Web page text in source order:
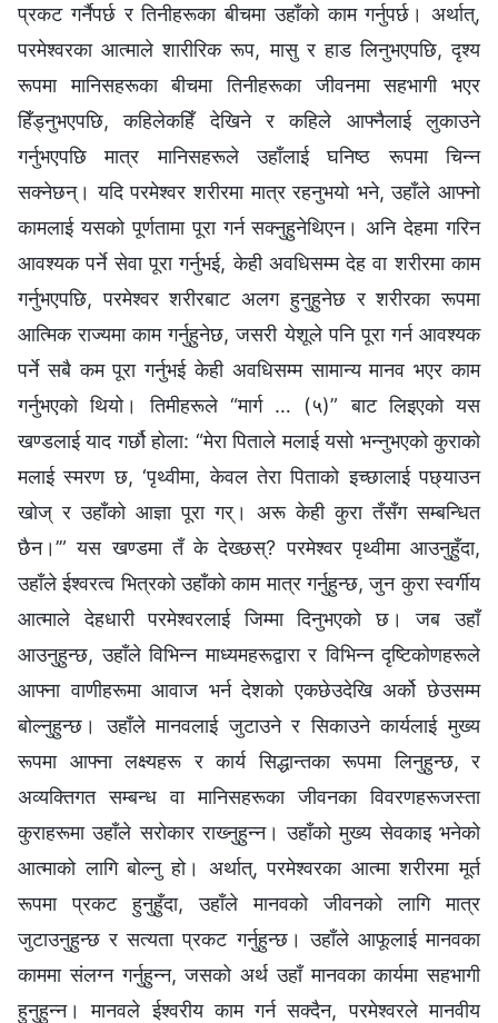
प्रकट गर्नैपर्छ र तिनीहरूका बीचमा उहाँको काम गर्नुपर्छ। अर्थात्,
परमेश्‍वरका आत्माले शारीरिक रूप, मासु र हाड लिनुभएपछि, दृश्य
रूपमा मानिसहरूका बीचमा तिनीहरूका जीवनमा सहभागी भएर
हिँड्नुभएपछि, कहिलेकहिँ देखिने र कहिले आफ्नैलाई लुकाउने
गर्नुभएपछि मात्र मानिसहरूले उहाँलाई घनिष्ठ रूपमा चिन्न
सक्नेछन्। यदि परमेश्‍वर शरीरमा मात्र रहनुभयो भने, उहाँले आफ्नो
कामलाई यसको पूर्णतामा पूरा गर्न सक्‍नुहुनेथिएन। अनि देहमा गरिन
आवश्यक पर्ने सेवा पूरा गर्नुभई, केही अवधिसम्म देह वा शरीरमा काम
गर्नुभएपछि, परमेश्‍वर शरीरबाट अलग हुनुहुनेछ र शरीरका रूपमा
आत्मिक राज्यमा काम गर्नुहुनेछ, जसरी येशूले पनि पूरा गर्न आवश्यक
पर्ने सबै कम पूरा गर्नुभई केही अवधिसम्म सामान्य मानव भएर काम
गर्नुभएको थियो। तिमीहरूले “मार्ग … (५)” बाट लिइएको यस
खण्डलाई याद गर्छौ होला: “मेरा पिताले मलाई यसो भन्नुभएको कुराको
मलाई स्मरण छ, ‘पृथ्वीमा, केवल तेरा पिताको इच्छालाई पछ्याउन
खोज् र उहाँको आज्ञा पूरा गर्। अरू केही कुरा तँसँग सम्बन्धित
छैन।’” यस खण्डमा तँ के देख्छस्? परमेश्‍वर पृथ्वीमा आउनुहुँदा,
उहाँले ईश्‍वरत्व भित्रको उहाँको काम मात्र गर्नुहुन्छ, जुन कुरा स्वर्गीय
आत्माले देहधारी परमेश्‍वरलाई जिम्मा दिनुभएको छ। जब उहाँ
आउनुहुन्छ, उहाँले विभिन्न माध्यमहरूद्वारा र विभिन्न दृष्टिकोणहरूले
आफ्ना वाणीहरूमा आवाज भर्न देशको एकछेउदेखि अर्को छेउसम्म
बोल्नुहुन्छ। उहाँले मानवलाई जुटाउने र सिकाउने कार्यलाई मुख्य
रूपमा आफ्ना लक्ष्यहरू र कार्य सिद्धान्तका रूपमा लिनुहुन्छ, र
अव्यक्तिगत सम्बन्ध वा मानिसहरूका जीवनका विवरणहरूजस्ता
कुराहरूमा उहाँले सरोकार राख्‍नुहुन्न। उहाँको मुख्य सेवकाइ भनेको
आत्माको लागि बोल्‍नु हो। अर्थात्, परमेश्‍वरका आत्मा शरीरमा मूर्त
रूपमा प्रकट हुनुहुँदा, उहाँले मानवको जीवनको लागि मात्र
जुटाउनुहुन्छ र सत्यता प्रकट गर्नुहुन्छ। उहाँले आफूलाई मानवका
काममा संलग्न गर्नुहुन्न, जसको अर्थ उहाँ मानवका कार्यमा सहभागी
हुनुहुन्न। मानवले ईश्‍वरीय काम गर्न सक्दैन, परमेश्‍वरले मानवीय